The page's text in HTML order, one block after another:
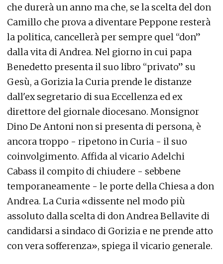
che durerà un anno ma che, se la scelta del don
Camillo che prova a diventare Peppone resterà
la politica, cancellerà per sempre quel “don”
dalla vita di Andrea. Nel giorno in cui papa
Benedetto presenta il suo libro “privato” su
Gesù, a Gorizia la Curia prende le distanze
dall'ex segretario di sua Eccellenza ed ex
direttore del giornale diocesano. Monsignor
Dino De Antoni non si presenta di persona, è
ancora troppo - ripetono in Curia - il suo
coinvolgimento. Affida al vicario Adelchi
Cabass il compito di chiudere - sebbene
temporaneamente - le porte della Chiesa a don
Andrea. La Curia «dissente nel modo più
assoluto dalla scelta di don Andrea Bellavite di
candidarsi a sindaco di Gorizia e ne prende atto
con vera sofferenza», spiega il vicario generale.